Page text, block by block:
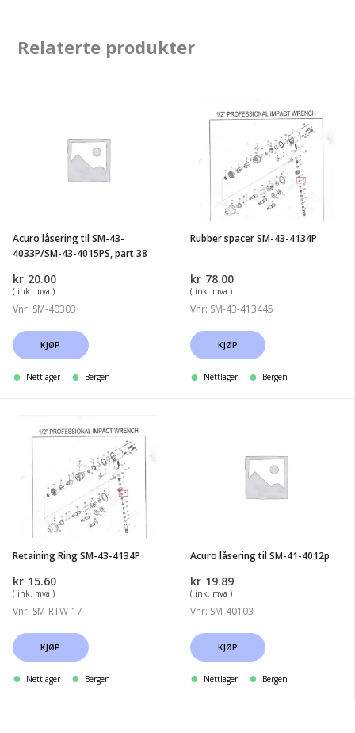
Relaterte produkter
4015PS,
38
Acuro låsering til SM-43-
4033P/SM-43-4015PS, part 38
kr 20.00
( ink. mva )
Vnr: SM-40303
KJØP
Nettlager Bergen
spacer
SM-
43-
4134P
Rubber spacer SM-43-4134P
kr 78.00
( ink. mva )
Vnr: SM-43-413445
KJØP
Nettlager Bergen
Ring
SM-
43-
4134P
Retaining Ring SM-43-4134P
kr 15.60
( ink. mva )
Vnr: SM-RTW-17
KJØP
Nettlager Bergen
Acuro låsering til SM-41-4012p
kr 19.89
( ink. mva )
Vnr: SM-40103
KJØP
Nettlager Bergen